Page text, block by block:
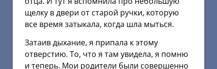
щелку в двери от старой ручки, которую
все время затыкала, когда шла мыться.
Затаив дыхание, я припала к этому
отверстию. То, что я там увидела, я помню
и теперь. Мои родители были совершенно